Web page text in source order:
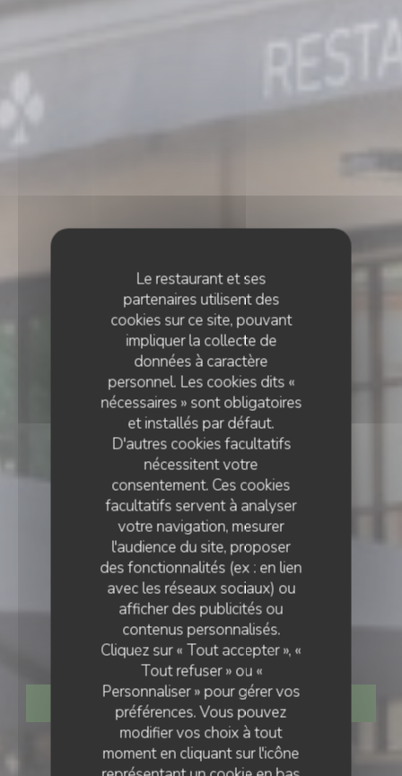
Le restaurant et ses
partenaires utilisent des
cookies sur ce site, pouvant
impliquer la collecte de
données à caractère
personnel. Les cookies dits «
nécessaires » sont obligatoires
et installés par défaut.
D'autres cookies facultatifs
nécessitent votre
consentement. Ces cookies
facultatifs servent à analyser
votre navigation, mesurer
l'audience du site, proposer
des fonctionnalités (ex : en lien
avec les réseaux sociaux) ou
afficher des publicités ou
contenus personnalisés.
Cliquez sur « Tout accepter », «
Tout refuser » ou «
Personnaliser » pour gérer vos
préférences. Vous pouvez
modifier vos choix à tout
moment en cliquant sur l'icône
PUB IRLANDAIS• STRASBOURG
The dubliners
RÉSERVER